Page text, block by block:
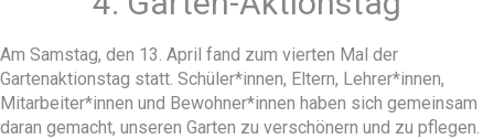
Am Samstag, den 13. April fand zum vierten Mal der
Gartenaktionstag statt. Schüler*innen, Eltern, Lehrer*innen,
Mitarbeiter*innen und Bewohner*innen haben sich gemeinsam
daran gemacht, unseren Garten zu verschönern und zu pflegen.